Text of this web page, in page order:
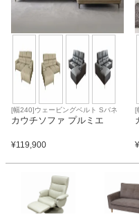
カテゴリから探す
ソファ
ダイニングテーブル
[幅240]ウェービングベルト Sバネ
カウチソファ プルミエ
¥119,900
[